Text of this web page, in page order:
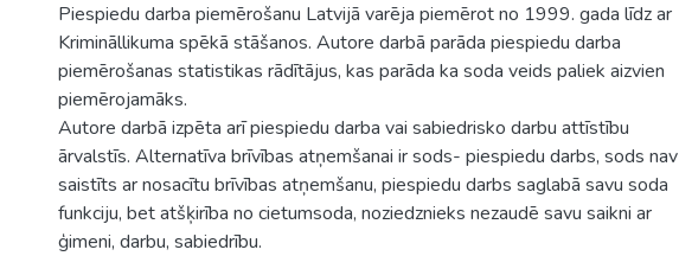
Piespiedu darba piemērošanu Latvijā varēja piemērot no 1999. gada līdz ar
Krimināllikuma spēkā stāšanos. Autore darbā parāda piespiedu darba
piemērošanas statistikas rādītājus, kas parāda ka soda veids paliek aizvien
piemērojamāks.
Autore darbā izpēta arī piespiedu darba vai sabiedrisko darbu attīstību
ārvalstīs. Alternatīva brīvības atņemšanai ir sods- piespiedu darbs, sods nav
saistīts ar nosacītu brīvības atņemšanu, piespiedu darbs saglabā savu soda
funkciju, bet atšķirība no cietumsoda, noziedznieks nezaudē savu saikni ar
ģimeni, darbu, sabiedrību.